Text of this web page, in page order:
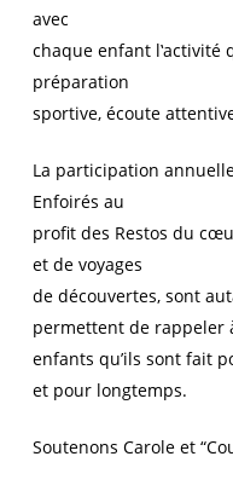
avec
chaque enfant l‛activité
préparation
sportive, écoute
La participation
Enfoirés au
profit des Restos du
et de voyages
de découvertes, sont
permettent de rappeler
enfants qu’ils sont fait
et pour longtemps.
Soutenons Carole et